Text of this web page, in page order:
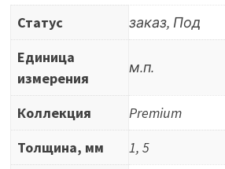
Статус
заказ, Под
Единица
измерения
м.п.
Коллекция
Premium
Толщина, мм
1, 5